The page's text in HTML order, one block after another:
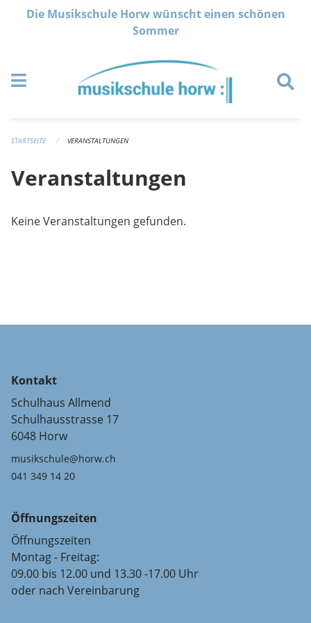
Navigation überspringen
Die Musikschule Horw wünscht einen schönen
Sommer
STARTSEITE VERANSTALTUNGEN
Veranstaltungen
Keine Veranstaltungen gefunden.
Kontakt
Schulhaus Allmend
Schulhausstrasse 17
6048 Horw
musikschule@horw.ch
041 349 14 20
Öffnungszeiten
Öffnungszeiten
Montag - Freitag:
09.00 bis 12.00 und 13.30 -17.00 Uhr
oder nach Vereinbarung